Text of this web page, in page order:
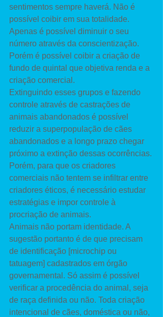
sentimentos sempre haverá. Não é
possível coibir em sua totalidade.
Apenas é possível diminuir o seu
número através da conscientização.
Porém é possível coibir a criação de
fundo de quintal que objetiva renda e a
criação comercial.
Extinguindo esses grupos e fazendo
controle através de castrações de
animais abandonados é possível
reduzir a superpopulação de cães
abandonados e a longo prazo chegar
próximo a extinção dessas ocorrências.
Porém, para que os criadores
comerciais não tentem se infiltrar entre
criadores éticos, é necessário estudar
estratégias e impor controle à
procriação de animais.
Animais não portam identidade. A
sugestão portanto é de que precisam
de identificação [microchip ou
tatuagem] cadastrados em órgão
governamental. Só assim é possível
verificar a procedência do animal, seja
de raça definida ou não. Toda criação
intencional de cães, doméstica ou não,